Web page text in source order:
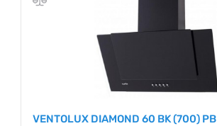
VENTOLUX DIAMOND 60 BK (700) PB